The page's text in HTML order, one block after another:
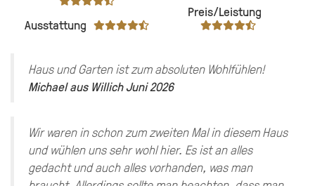
Ausstattung
Preis/Leistung
Haus und Garten ist zum absoluten Wohlfühlen!
MichaelausWillichJuni 2026
Wir waren in schon zum zweiten Mal in diesem Haus
und wühlen uns sehr wohl hier. Es ist an alles
gedacht und auch alles vorhanden, was man